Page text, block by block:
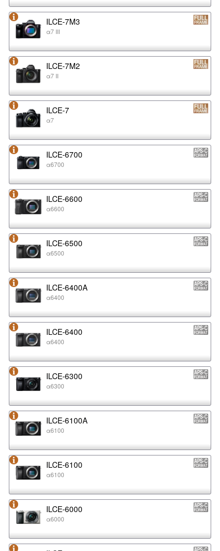
ILCE-7M3
α7 III
ILCE-7M2
α7 II
ILCE-7
α7
ILCE-6700
α6700
ILCE-6600
α6600
ILCE-6500
α6500
ILCE-6400A
α6400
ILCE-6400
α6400
ILCE-6300
α6300
ILCE-6100A
α6100
ILCE-6100
α6100
ILCE-6000
α6000